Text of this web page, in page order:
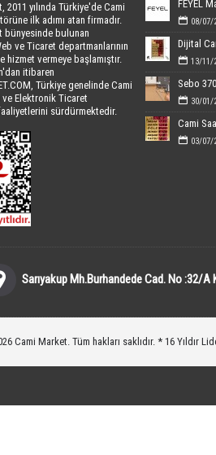
2011 yılında Türkiye'de Cami
ilk adımı atan firmadır.
bünyesinde bulunan
ve Ticaret departmanlarının
hizmet vermeye başlamıştır.
itibaren
Türkiye genelinde Cami
Elektronik Ticaret
sürdürmektedir.
08/07/
13/11/
30/01/
Cami
03/07/
Sarıyakup Mh.Burhandede Cad. No :32/
Cami Market. Tüm hakları saklıdır. * 16 Yıldır